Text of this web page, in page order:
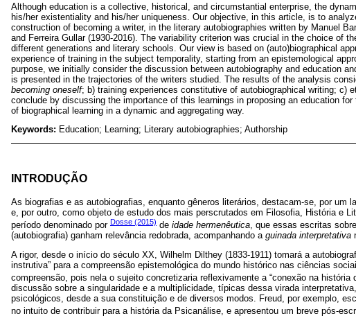
Although education is a collective, historical, and circumstantial enterprise, the
his/her existentiality and his/her uniqueness. Our objective, in this article, is to
construction of becoming a writer, in the literary autobiographies written by Manuel
and Ferreira Gullar (1930-2016). The variability criterion was crucial in the choice of
different generations and literary schools. Our view is based on (auto)biographical
experience of training in the subject temporality, starting from an epistemological
purpose, we initially consider the discussion between autobiography and education
is presented in the trajectories of the writers studied. The results of the analysis
becoming oneself; b) training experiences constitutive of autobiographical writing; c)
conclude by discussing the importance of this learnings in proposing an education
of biographical learning in a dynamic and aggregating way.
Keywords: Education; Learning; Literary autobiographies; Authorship
INTRODUÇÃO
As biografias e as autobiografias, enquanto gêneros literários, destacam-se, por um
e, por outro, como objeto de estudo dos mais perscrutados em Filosofia, História e
período denominado por Dosse (2015) de idade hermenêutica , que essas escritas
(autobiografia) ganham relevância redobrada, acompanhando a guinada interpretativa
A rigor, desde o início do século XX, Wilhelm Dilthey (1833-1911) tomará a
instrutiva” para a compreensão epistemológica do mundo histórico nas ciências
compreensão, pois nela o sujeito concretizaria reflexivamente a “conexão na história
discussão sobre a singularidade e a multiplicidade, típicas dessa virada
psicológicos, desde a sua constituição e de diversos modos. Freud, por exemplo,
no intuito de contribuir para a história da Psicanálise, e apresentou um breve pós-